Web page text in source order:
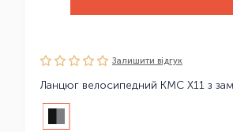
Залишити вiдгук